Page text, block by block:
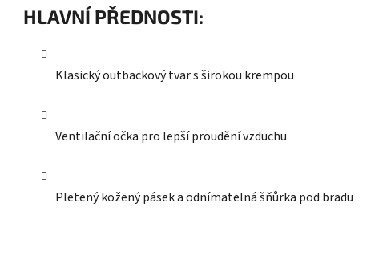
HLAVNÍ PŘEDNOSTI:
Klasický outbackový tvar s širokou krempou
Ventilační očka pro lepší proudění vzduchu
Pletený kožený pásek a odnímatelná šňůrka pod bradu